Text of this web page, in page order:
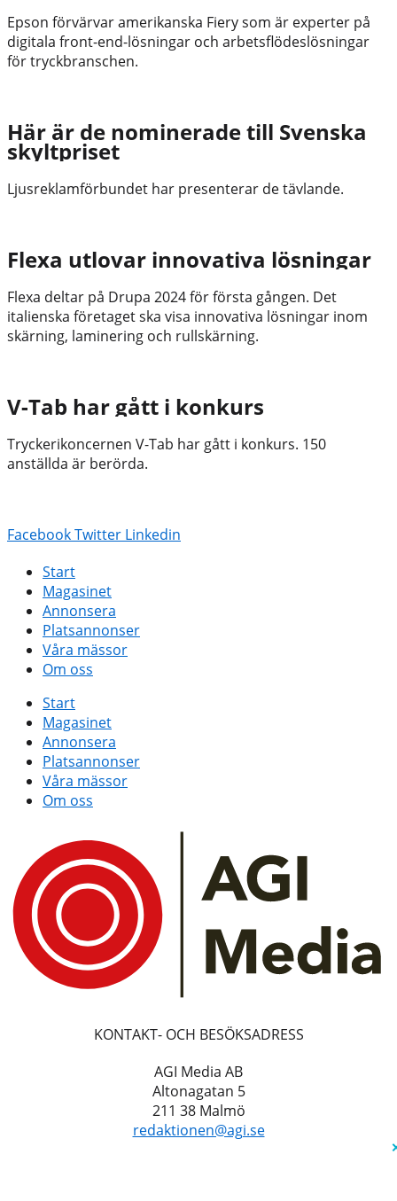
Epson förvärvar amerikanska Fiery som är experter på
digitala front-end-lösningar och arbetsflödeslösningar
för tryckbranschen.
Här är de nominerade till Svenska
skyltpriset
Ljusreklamförbundet har presenterar de tävlande.
Flexa utlovar innovativa lösningar
Flexa deltar på Drupa 2024 för första gången. Det
italienska företaget ska visa innovativa lösningar inom
skärning, laminering och rullskärning.
V-Tab har gått i konkurs
Tryckerikoncernen V-Tab har gått i konkurs. 150
anställda är berörda.
FacebookTwitter Linkedin
Start
Magasinet
Annonsera
Platsannonser
Våra mässor
Om oss
Start
Magasinet
Annonsera
Platsannonser
Våra mässor
Om oss
KONTAKT- OCH BESÖKSADRESS
AGI Media AB
Altonagatan 5
211 38 Malmö
redaktionen@agi.se